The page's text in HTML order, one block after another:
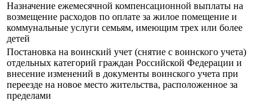
Назначение ежемесячной компенсационной выплаты на
возмещение расходов по оплате за жилое помещение и
коммунальные услуги семьям, имеющим трех или более
детей
Постановка на воинский учет (снятие с воинского учета)
отдельных категорий граждан Российской Федерации и
внесение изменений в документы воинского учета при
переезде на новое место жительства, расположенное за
пределами